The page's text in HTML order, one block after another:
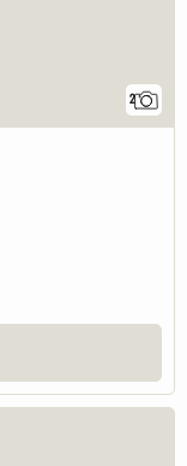
2